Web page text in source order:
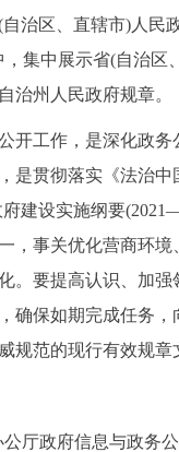
治区、直辖市)人民
，集中展示省(自治区
治州人民政府规章。
工作，是深化政务
是贯彻落实《法治
建设实施纲要
，事关优化营商环境
。要提高认识、加强
确保如期完成任务，
规范的现行有效规章
公厅政府信息与